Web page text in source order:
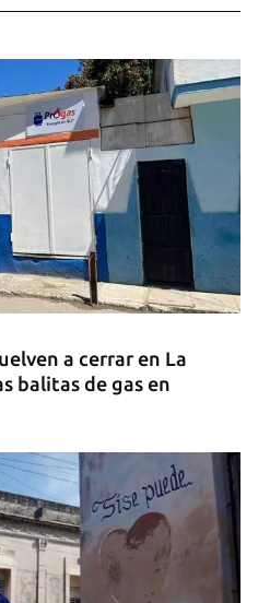
logístico del Amazon
a cerrar en La
balitas de gas en